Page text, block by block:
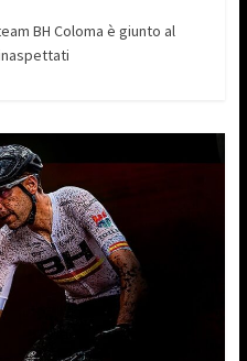
BH Coloma è giunto al